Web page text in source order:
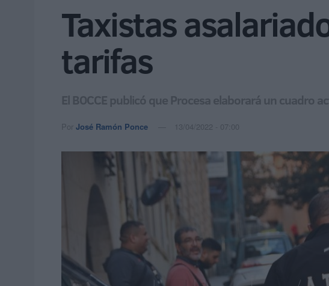
Taxistas
tarifas
El BOCCE publicó que Procesa elaborará un cuadro
Por José Ramón Ponce 13/04/2022 - 07:00